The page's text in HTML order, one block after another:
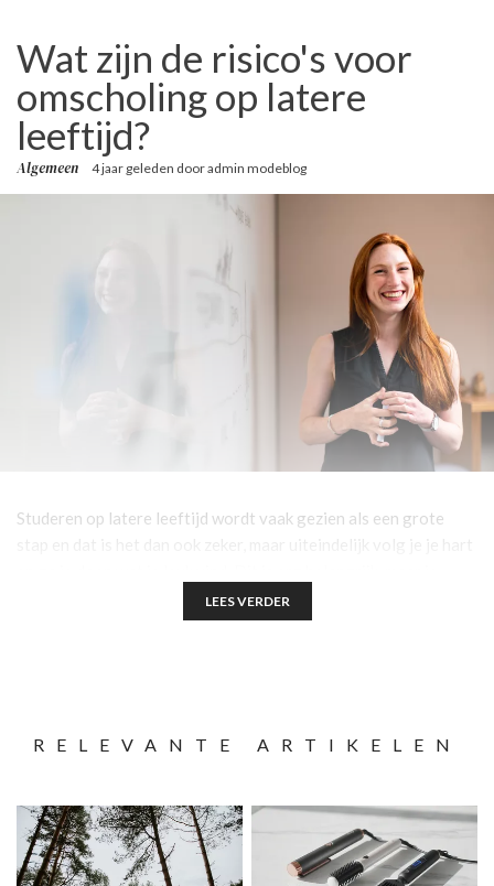
Wat zijn de risico's voor
omscholing op latere
leeftijd?
Algemeen 4 jaar geleden dooradmin modeblog
Studeren op latere leeftijd wordt vaak gezien als een grote
moet hierdoor wel goed over je keuze nadenken. Er zitten dan
ook een aantal risico’s aan omscholing op latere leeftijd. In dit
LEES VERDER
RELEVANTE ARTIKELEN